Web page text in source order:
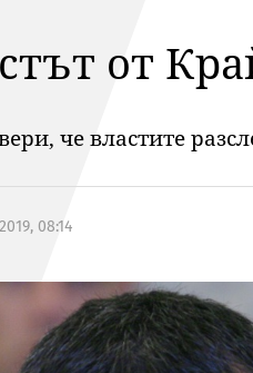
от
че властите
08:14